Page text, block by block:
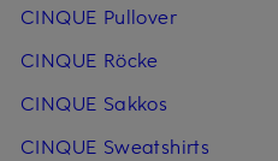
CINQUE Pullover
CINQUE Röcke
CINQUE Sakkos
CINQUE Sweatshirts